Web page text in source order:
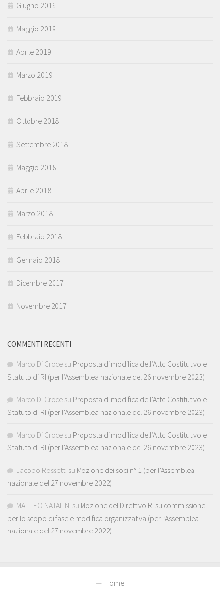
Giugno 2019
Maggio 2019
Aprile 2019
Marzo 2019
Febbraio 2019
Ottobre 2018
Settembre 2018
Maggio 2018
Aprile 2018
Marzo 2018
Febbraio 2018
Gennaio 2018
Dicembre 2017
Novembre 2017
COMMENTI RECENTI
Marco Di Croce su Proposta di modifica dell’Atto Costitutivo e
Statuto di RI (per l’Assemblea nazionale del 26 novembre 2023)
Marco Di Croce su Proposta di modifica dell’Atto Costitutivo e
Statuto di RI (per l’Assemblea nazionale del 26 novembre 2023)
Marco Di Croce su Proposta di modifica dell’Atto Costitutivo e
Statuto di RI (per l’Assemblea nazionale del 26 novembre 2023)
Jacopo Rossetti su Mozione dei soci n° 1 (per l’Assemblea
nazionale del 27 novembre 2022)
MATTEO NATALINI su Mozione del Direttivo RI su commissione
per lo scopo di fase e modifica organizzativa (per l’Assemblea
nazionale del 27 novembre 2022)
Home